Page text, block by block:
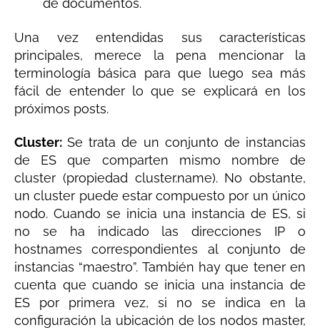
de documentos.
Una vez entendidas sus características
principales, merece la pena mencionar la
terminología básica para que luego sea más
fácil de entender lo que se explicará en los
próximos posts.
Cluster:Se trata de un conjunto de instancias
de ES que comparten mismo nombre de
cluster (propiedad cluster.name). No obstante,
un cluster puede estar compuesto por un único
nodo. Cuando se inicia una instancia de ES, si
no se ha indicado las direcciones IP o
hostnames correspondientes al conjunto de
instancias “maestro”. También hay que tener en
cuenta que cuando se inicia una instancia de
ES por primera vez, si no se indica en la
configuración la ubicación de los nodos master,